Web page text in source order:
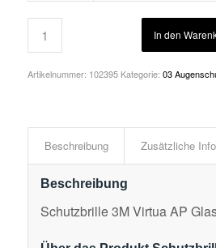
In den
Artikelnummer: 102395 Kategorie: 03
Beschreibung Zusätzliche
Beschreibung
Schutzbrille 3M Virtua AP